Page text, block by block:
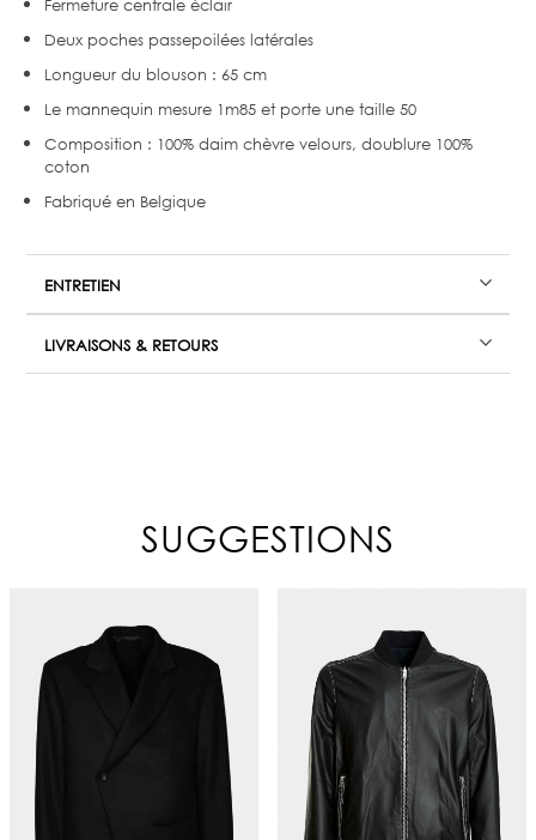
Fermeture centrale éclair
Deux poches passepoilées latérales
Longueur du blouson : 65 cm
Le mannequin mesure 1m85 et porte une taille 50
Composition : 100% daim chèvre velours, doublure 100%
coton
Fabriqué en Belgique
ENTRETIEN
LIVRAISONS & RETOURS
SUGGESTIONS